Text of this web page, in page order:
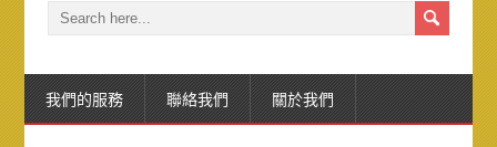
我們的服務 聯絡我們 關於我們